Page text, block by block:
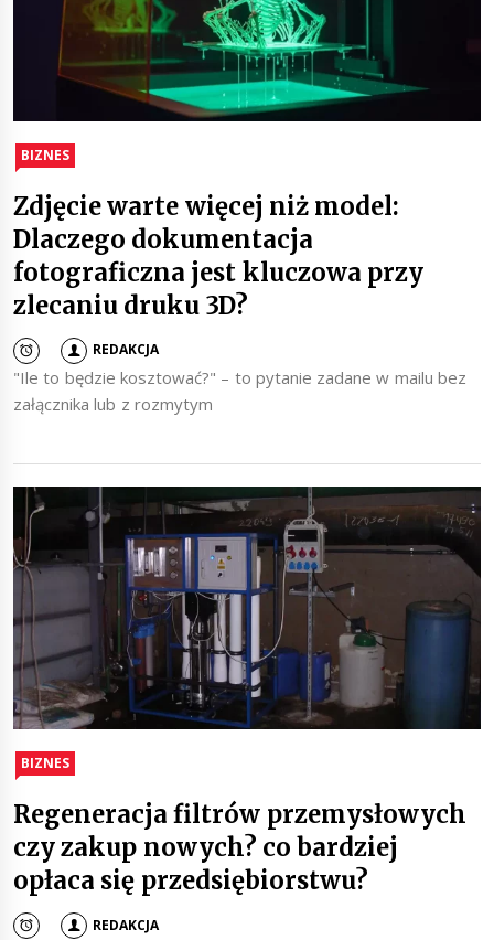
BIZNES
Zdjęcie warte więcej niż model:
Dlaczego dokumentacja
fotograficzna jest kluczowa przy
zlecaniu druku 3D?
REDAKCJA
"Ile to będzie kosztować?" – to pytanie zadane w mailu bez
załącznika lub z rozmytym
BIZNES
Regeneracja filtrów przemysłowych
czy zakup nowych? co bardziej
opłaca się przedsiębiorstwu?
REDAKCJA